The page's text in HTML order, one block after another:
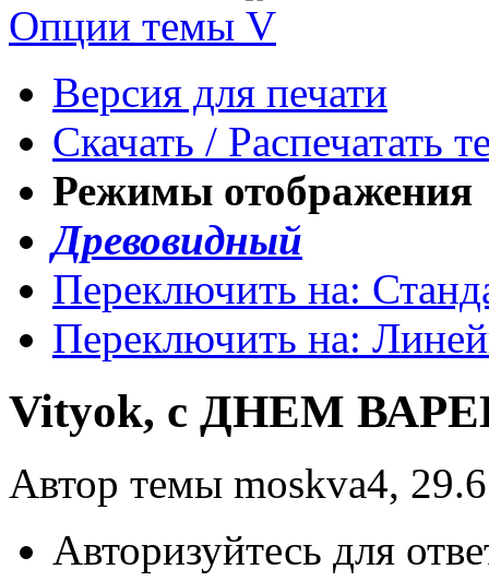
Опции темы
Версия для печати
Скачать / Распечатать
Режимы отображения
Древовидный
Переключить на:
Переключить на:
Vityok, с ДНЕМ
Автор темы moskva4,
Авторизуйтесь для